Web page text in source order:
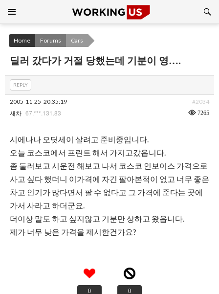
CONTENT
Home Forums Cars
딜러 갔다가 거절 당했는데 기분이 영….
REPLY
2005-11-25 20:35:19 #2034
새차 67.***.131.83 7265
시에나나 오딧세이 살려고 준비중입니다.
오늘 코스코에서 프린트 해서 가지고갔읍니다.
좀 둘러보고 시운전 해보고 나서 코스코 인보이스 가격으로
사고 싶다 했더니 이가격에 자긴 팔아본적이 없고 너무 좋은
차고 인기가 많다면서 팔 수 없다고 그 가격에 준다는 곳에
가서 사라고 하더군요.
더이상 말도 하고 싶지않고 기분만 상하고 왔읍니다.
제가 너무 낮은 가격을 제시한건가요?
0 0